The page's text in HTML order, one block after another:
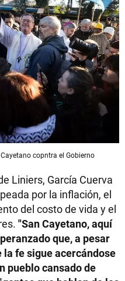
copntra el Gobierno
Liniers, García Cuerva
por la inflación, el
del costo de vida y el
"San Cayetano, aquí
que, a pesar
fe sigue acercándose
pueblo cansado de